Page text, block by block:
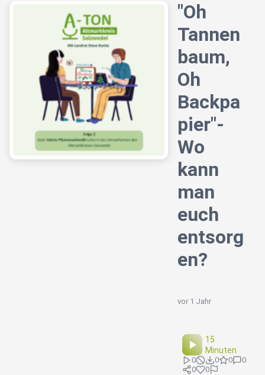
"Oh
Tannen
baum,
Oh
Backpa
pier"-
Wo
kann
man
euch
entsorg
en?
vor 1 Jahr
15
Minuten
0 0 0
0
0
0